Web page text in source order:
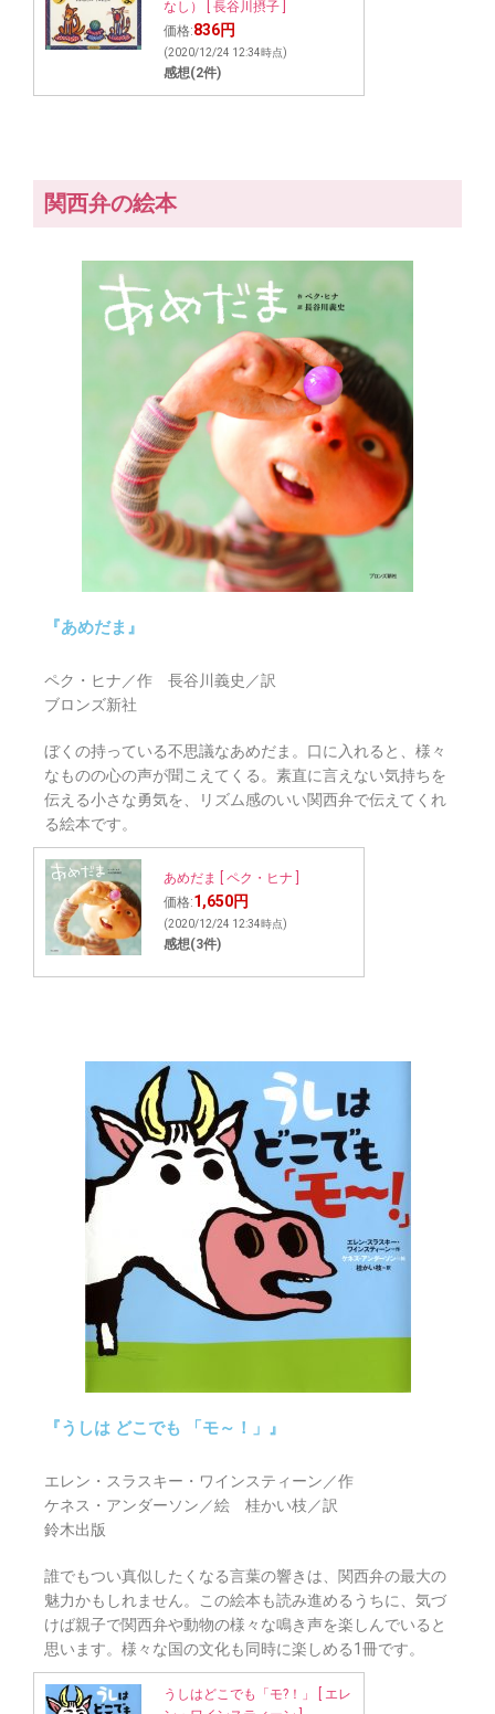
なし） [ 長谷川摂子 ]
価格:836円
(2020/12/24 12:34時点)
感想(2件)
関西弁の絵本
『あめだま』
ペク・ヒナ／作 長谷川義史／訳
ブロンズ新社
ぼくの持っている不思議なあめだま。口に入れると、様々
なものの心の声が聞こえてくる。素直に言えない気持ちを
伝える小さな勇気を、リズム感のいい関西弁で伝えてくれ
る絵本です。
あめだま [ ペク・ヒナ ]
価格:1,650円
(2020/12/24 12:34時点)
感想(3件)
『うしは どこでも 「モ～！」』
エレン・スラスキー・ワインスティーン／作
ケネス・アンダーソン／絵 桂かい枝／訳
鈴木出版
誰でもつい真似したくなる言葉の響きは、関西弁の最大の
魅力かもしれません。この絵本も読み進めるうちに、気づ
けば親子で関西弁や動物の様々な鳴き声を楽しんでいると
思います。様々な国の文化も同時に楽しめる1冊です。
うしはどこでも「モ?！」 [ エレ